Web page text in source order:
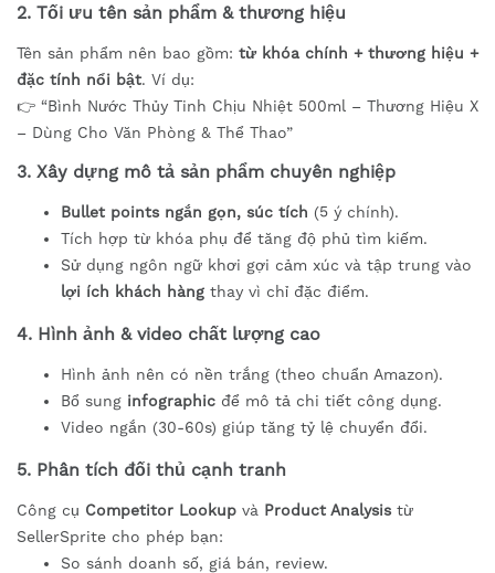
2. Tối ưu tên sản phẩm & thương hiệu
Tên sản phẩm nên bao gồm: từ khóa chính + thương hiệu +
đặc tính nổi bật. Ví dụ:
👉 “Bình Nước Thủy Tinh Chịu Nhiệt 500ml – Thương Hiệu X
– Dùng Cho Văn Phòng & Thể Thao”
3. Xây dựng mô tả sản phẩm chuyên nghiệp
Bullet points ngắn gọn, súc tích (5 ý chính).
Tích hợp từ khóa phụ để tăng độ phủ tìm kiếm.
Sử dụng ngôn ngữ khơi gợi cảm xúc và tập trung vào
lợi ích khách hàng thay vì chỉ đặc điểm.
4. Hình ảnh & video chất lượng cao
Hình ảnh nên có nền trắng (theo chuẩn Amazon).
Bổ sung infographic để mô tả chi tiết công dụng.
Video ngắn (30-60s) giúp tăng tỷ lệ chuyển đổi.
5. Phân tích đối thủ cạnh tranh
Công cụ Competitor Lookup và Product Analysis từ
SellerSprite cho phép bạn:
So sánh doanh số, giá bán, review.